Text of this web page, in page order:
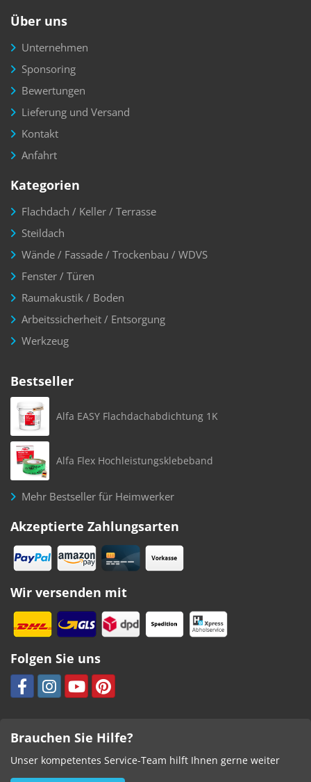
Über uns
Unternehmen
Sponsoring
Bewertungen
Lieferung und Versand
Kontakt
Anfahrt
Kategorien
Flachdach / Keller / Terrasse
Steildach
Wände / Fassade / Trockenbau / WDVS
Fenster / Türen
Raumakustik / Boden
Arbeitssicherheit / Entsorgung
Werkzeug
Bestseller
Alfa EASY Flachdachabdichtung 1K
Alfa Flex Hochleistungsklebeband
Mehr Bestseller für Heimwerker
Akzeptierte Zahlungsarten
Wir versenden mit
Folgen Sie uns
Brauchen Sie Hilfe?
Unser kompetentes Service-Team hilft Ihnen gerne weiter